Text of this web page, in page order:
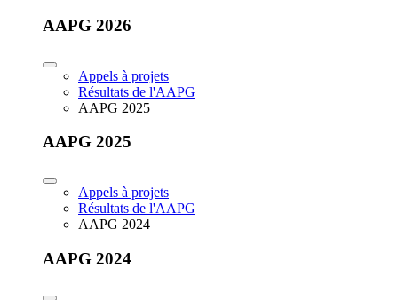
AAPG 2026
Appels à projets
Résultats de l'AAPG
AAPG 2025
AAPG 2025
Appels à projets
Résultats de l'AAPG
AAPG 2024
AAPG 2024